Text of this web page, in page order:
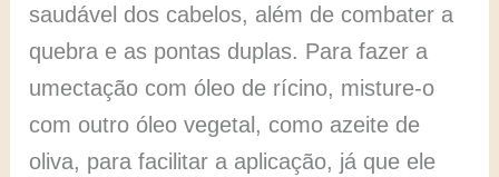
saudável dos cabelos, além de combater a
quebra e as pontas duplas. Para fazer a
umectação com óleo de rícino, misture-o
com outro óleo vegetal, como azeite de
oliva, para facilitar a aplicação, já que ele